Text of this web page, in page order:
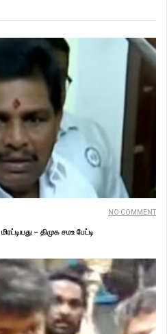
NO COMMENT
– திமுக சமஉ பேட்டி